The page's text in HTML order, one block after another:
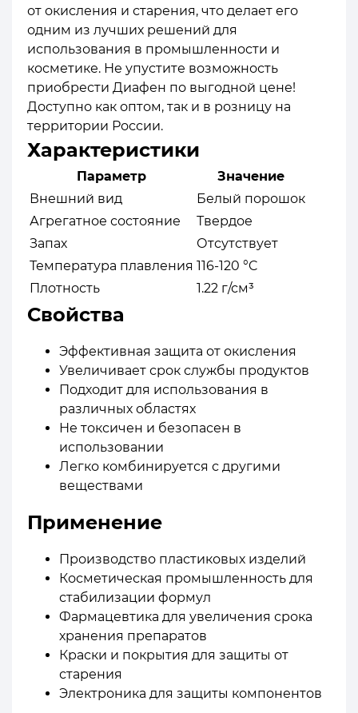
от окисления и старения, что делает его
одним из лучших решений для
использования в промышленности и
косметике. Не упустите возможность
приобрести Диафен по выгодной цене!
Доступно как оптом, так и в розницу на
территории России.
Характеристики
Параметр
Значение
Внешний вид
Белый порошок
Агрегатное состояние
Твердое
Запах
Отсутствует
Температура плавления 116-120 °C
Плотность
1.22 г/см³
Свойства
Эффективная защита от окисления
Увеличивает срок службы продуктов
Подходит для использования в
различных областях
Не токсичен и безопасен в
использовании
Легко комбинируется с другими
веществами
Применение
Производство пластиковых изделий
Косметическая промышленность для
стабилизации формул
Фармацевтика для увеличения срока
хранения препаратов
Краски и покрытия для защиты от
старения
Электроника для защиты компонентов